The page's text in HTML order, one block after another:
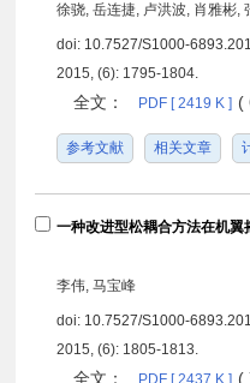
徐骁, 岳连捷, 卢洪波, 肖雅彬,
doi: 10.7527/S1000-
2015, (6): 1795-1804.
全文： PDF [ 2419 K ] (
参考文献 相关文章
一种改进型松耦合方法在机翼
李伟, 马宝峰
doi: 10.7527/S1000-
2015, (6): 1805-1813.
全文： PDF [ 2437 K ] (